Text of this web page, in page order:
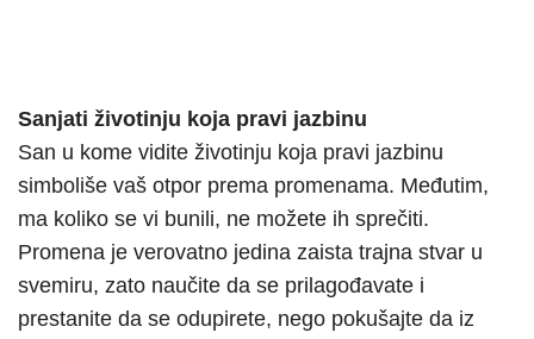
Sanjati životinju koja pravi jazbinu
San u kome vidite životinju koja pravi jazbinu
simboliše vaš otpor prema promenama. Međutim,
ma koliko se vi bunili, ne možete ih sprečiti.
Promena je verovatno jedina zaista trajna stvar u
svemiru, zato naučite da se prilagođavate i
prestanite da se odupirete, nego pokušajte da iz